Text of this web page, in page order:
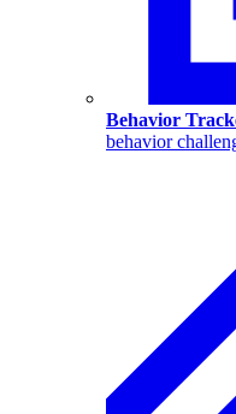
Behavior
behavior